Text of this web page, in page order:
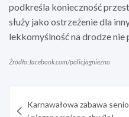
podkreśla konieczność
służy jako ostrzeżenie dla
lekkomyślność na drodze
Źródło: facebook.com/policjagniezno
wpisu
Karnawałowa zabawa